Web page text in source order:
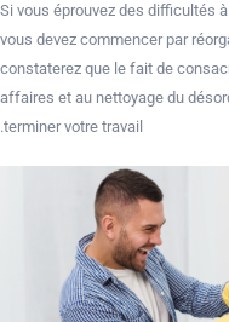
Si vous éprouvez des difficultés
vous devez commencer par
constaterez que le fait de
affaires et au nettoyage du
terminer votre travail.